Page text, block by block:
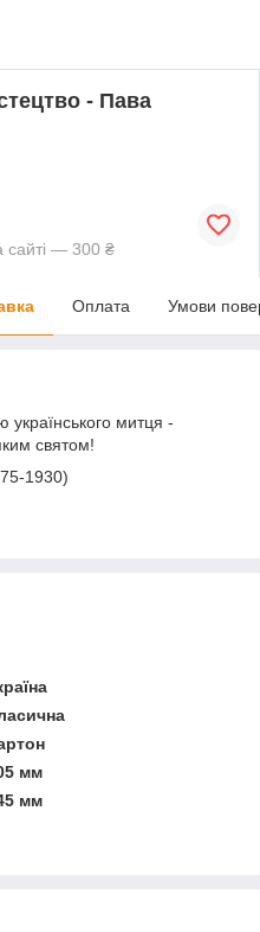
- Пава
сайті — 300 ₴
Оплата Умови
українського митця -
святом!
1930)
мм
мм